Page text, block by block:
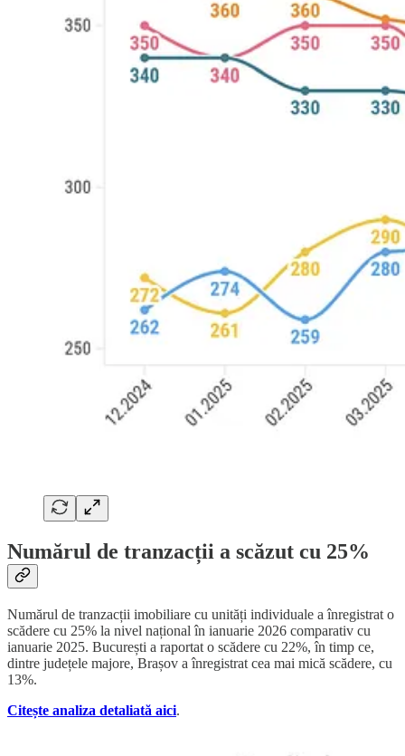
Numărul de tranzacții a scăzut cu 25%
Numărul de tranzacții imobiliare cu unități individuale a înregistrat o
scădere cu 25% la nivel național în ianuarie 2026 comparativ cu
ianuarie 2025. București a raportat o scădere cu 22%, în timp ce,
dintre județele majore, Brașov a înregistrat cea mai mică scădere, cu
13%.
Citește analiza detaliată aici.